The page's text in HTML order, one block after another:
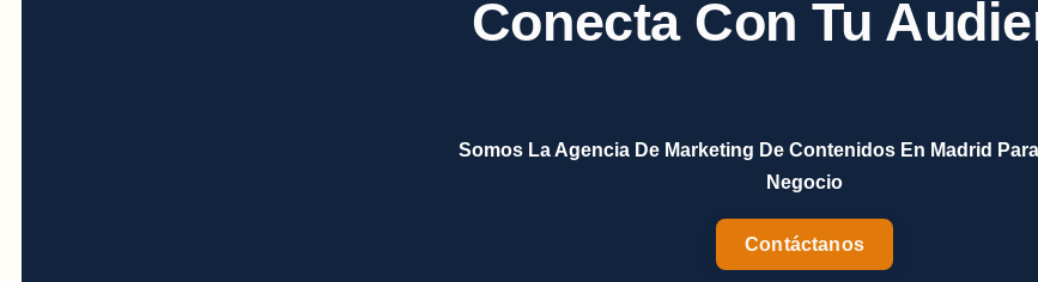
Conecta Con Tu
Somos La Agencia De Marketing De Contenidos En Madrid
Negocio
Contáctanos